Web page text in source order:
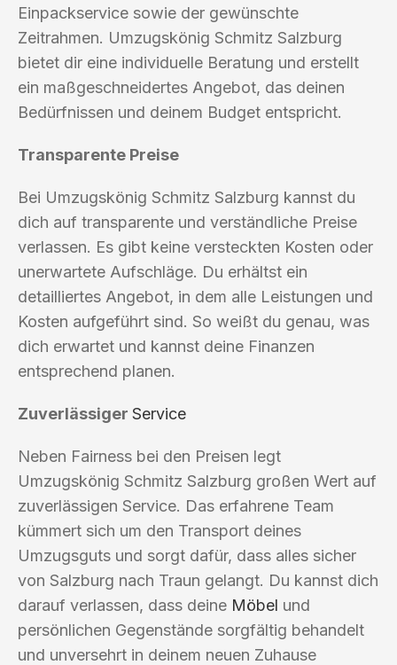
Einpackservice sowie der gewünschte
Zeitrahmen. Umzugskönig Schmitz Salzburg
bietet dir eine individuelle Beratung und erstellt
ein maßgeschneidertes Angebot, das deinen
Bedürfnissen und deinem Budget entspricht.
Transparente Preise
Bei Umzugskönig Schmitz Salzburg kannst du
dich auf transparente und verständliche Preise
verlassen. Es gibt keine versteckten Kosten oder
unerwartete Aufschläge. Du erhältst ein
detailliertes Angebot, in dem alle Leistungen und
Kosten aufgeführt sind. So weißt du genau, was
dich erwartet und kannst deine Finanzen
entsprechend planen.
Zuverlässiger Service
Neben Fairness bei den Preisen legt
Umzugskönig Schmitz Salzburg großen Wert auf
zuverlässigen Service. Das erfahrene Team
kümmert sich um den Transport deines
Umzugsguts und sorgt dafür, dass alles sicher
von Salzburg nach Traun gelangt. Du kannst dich
darauf verlassen, dass deine Möbel und
persönlichen Gegenstände sorgfältig behandelt
und unversehrt in deinem neuen Zuhause